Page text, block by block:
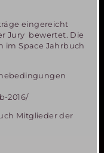
eingereicht
Jury bewertet. Die
im Space Jahrbuch
2016/
Mitglieder der